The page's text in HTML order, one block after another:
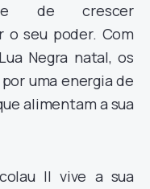
de crescer
seu poder. Com
Negra natal, os
uma energia de
alimentam a sua
II vive a sua